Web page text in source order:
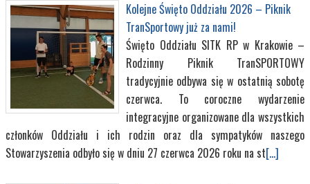
Kolejne Święto Oddziału 2026 – Piknik
TranSportowy już za nami!
Święto Oddziału SITK RP w Krakowie –
Rodzinny Piknik TranSPORTOWY
tradycyjnie odbywa się w ostatnią sobotę
czerwca. To coroczne wydarzenie
integracyjne organizowane dla wszystkich
członków Oddziału i ich rodzin oraz dla sympatyków naszego
Stowarzyszenia odbyło się w dniu 27 czerwca 2026 roku na st[...]